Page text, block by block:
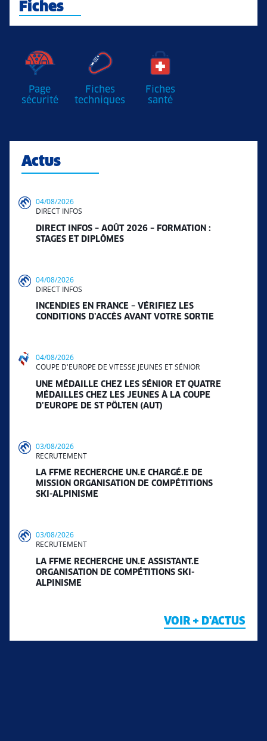
Fiches
Page
sécurité
Fiches
techniques
Fiches
santé
Actus
04/08/2026
DIRECT INFOS
DIRECT INFOS – AOÛT 2026 – FORMATION :
STAGES ET DIPLÔMES
04/08/2026
DIRECT INFOS
INCENDIES EN FRANCE – VÉRIFIEZ LES
CONDITIONS D’ACCÈS AVANT VOTRE SORTIE
04/08/2026
COUPE D'EUROPE DE VITESSE JEUNES ET SÉNIOR
UNE MÉDAILLE CHEZ LES SÉNIOR ET QUATRE
MÉDAILLES CHEZ LES JEUNES À LA COUPE
D’EUROPE DE ST PÖLTEN (AUT)
03/08/2026
RECRUTEMENT
LA FFME RECHERCHE UN.E CHARGÉ.E DE
MISSION ORGANISATION DE COMPÉTITIONS
SKI-ALPINISME
03/08/2026
RECRUTEMENT
LA FFME RECHERCHE UN.E ASSISTANT.E
ORGANISATION DE COMPÉTITIONS SKI-
ALPINISME
VOIR + D'ACTUS